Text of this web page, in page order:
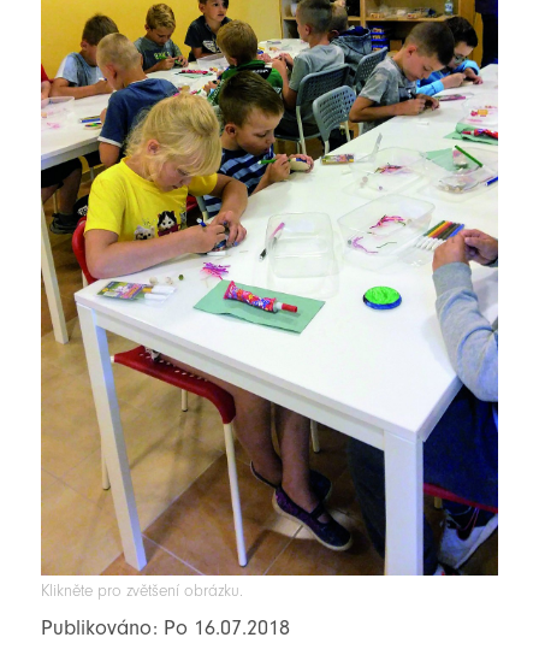
Klikněte pro zvětšení obrázku.
Publikováno: Po 16.07.2018